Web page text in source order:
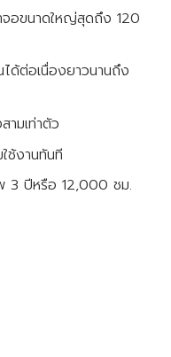
จอขนาดใหญ่สุดถึง 120
ได้ต่อเนื่องยาวนานถึง
มเท่าตัว
ช้งานทันที
3 ปีหรือ 12,000 ชม.
Laser Display Short-